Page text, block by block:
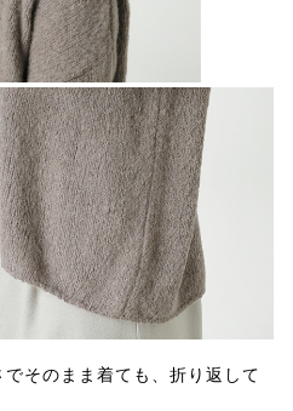
そのまま着ても、折り返して